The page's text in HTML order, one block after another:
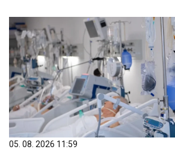
05. 08. 2026 11:59